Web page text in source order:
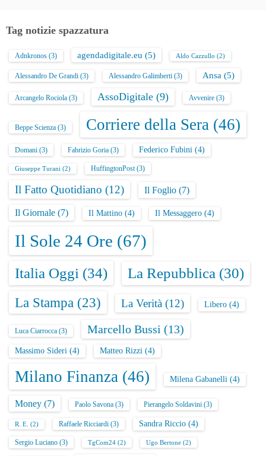
Tag notizie spazzatura
Adnkronos (3) agendadigitale.eu (5) Aldo Cazzullo (2)
Alessandro De Grandi (3) Alessandro Galimberti (3) Ansa (5)
Arcangelo Rociola (3) AssoDigitale (9) Avvenire (3)
Beppe Scienza (3) Corriere della Sera (46)
Domani (3) Fabrizio Goria (3) Federico Fubini (4)
Giuseppe Turani (2) HuffingtonPost(3)
Il Fatto Quotidiano (12) Il Foglio (7)
Il Giornale (7) Il Mattino (4) Il Messaggero (4)
Il Sole 24 Ore (67)
Italia Oggi (34) La Repubblica (30)
La Stampa (23) La Verità (12) Libero (4)
Luca Ciarrocca (3) Marcello Bussi (13)
Massimo Sideri (4) Matteo Rizzi (4)
Milano Finanza (46) Milena Gabanelli (4)
Money (7) Paolo Savona (3) Pierangelo Soldavini (3)
R. E. (2) Raffaele Ricciardi (3) Sandra Riccio (4)
Sergio Luciano (3) TgCom24 (2) Ugo Bertone (2)